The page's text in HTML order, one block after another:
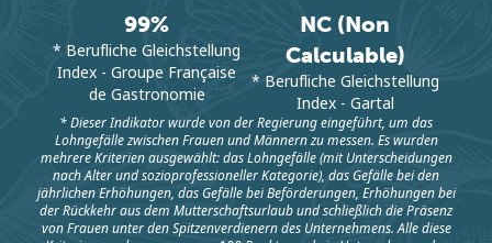
99%
* Berufliche Gleichstellung
Index - Groupe Française
de Gastronomie
NC (Non
Calculable)
* Berufliche Gleichstellung
Index - Gartal
* Dieser Indikator wurde von der Regierung eingeführt, um das
Lohngefälle zwischen Frauen und Männern zu messen. Es wurden
mehrere Kriterien ausgewählt: das Lohngefälle (mit Unterscheidungen
nach Alter und sozioprofessioneller Kategorie), das Gefälle bei den
jährlichen Erhöhungen, das Gefälle bei Beförderungen, Erhöhungen bei
der Rückkehr aus dem Mutterschaftsurlaub und schließlich die Präsenz
von Frauen unter den Spitzenverdienern des Unternehmens. Alle diese